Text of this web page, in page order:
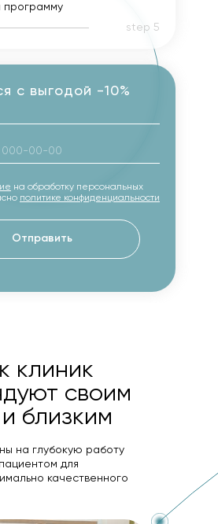
с выгодой -10%
программу
step 5
на обработку персональных
политике конфиденциальности
Отправить
клиник
своим
близким
на глубокую работу
для
качественного